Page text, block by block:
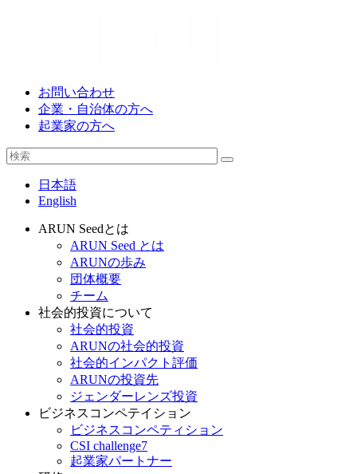
お問い合わせ
企業・自治体の方へ
起業家の方へ
日本語
English
ARUN Seedとは
ARUN Seed とは
ARUNの歩み
団体概要
チーム
社会的投資について
社会的投資
ARUNの社会的投資
社会的インパクト評価
ARUNの投資先
ジェンダーレンズ投資
ビジネスコンペテイション
ビジネスコンペティション
CSI challenge7
起業家パートナー